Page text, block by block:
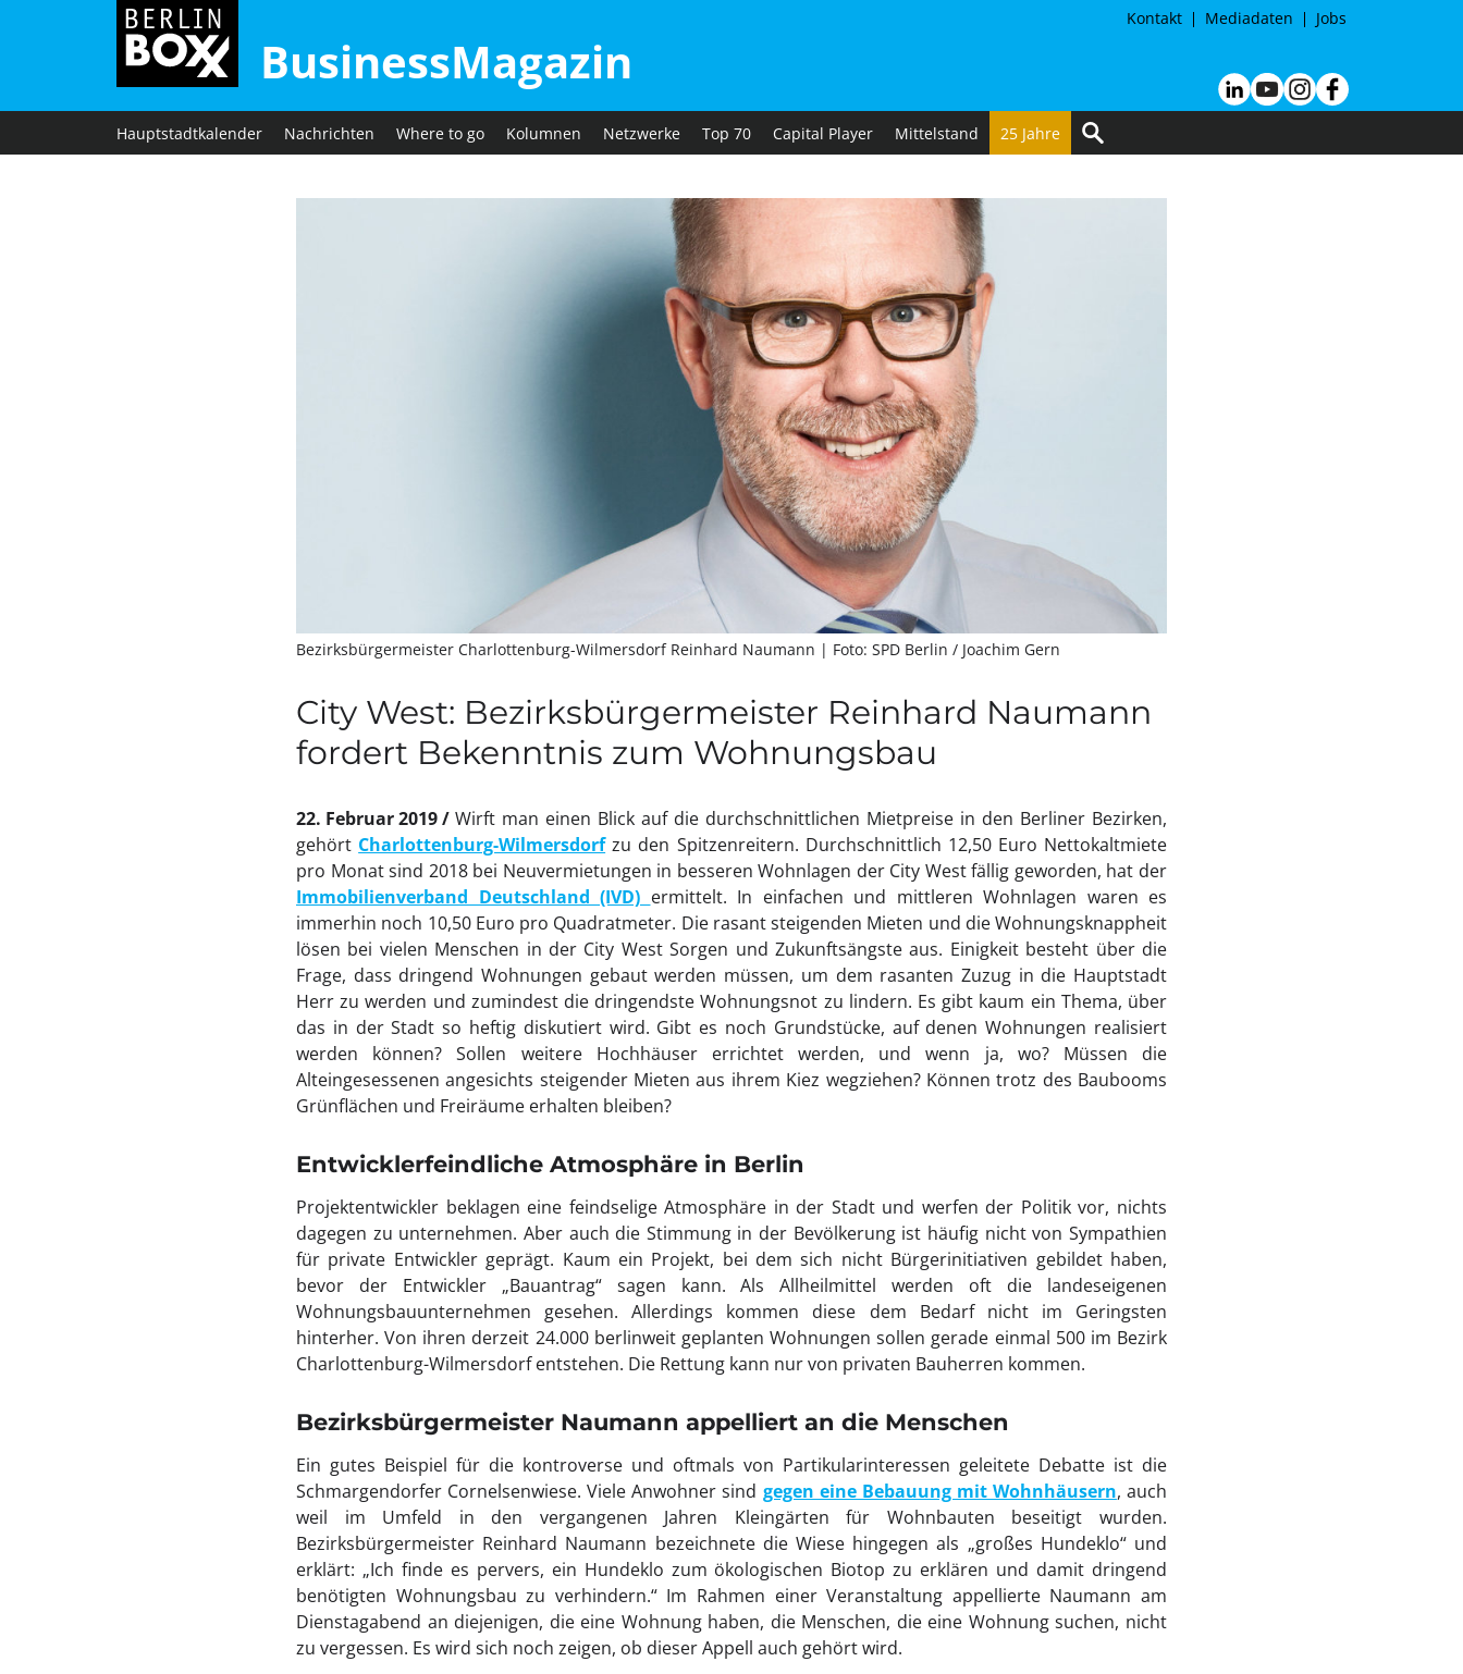
BusinessMagazin
Kontakt Mediadaten Jobs
Hauptstadtkalender Nachrichten Where to go Kolumnen Netzwerke Top 70 Capital Player Mittelstand 25 Jahre
Bezirksbürgermeister Charlottenburg-Wilmersdorf Reinhard Naumann | Foto: SPD Berlin / Joachim Gern
City West: Bezirksbürgermeister Reinhard Naumann
fordert Bekenntnis zum Wohnungsbau
22. Februar 2019
Wirft man einen Blick auf die durchschnittlichen Mietpreise in den Berliner Bezirken,
gehört Charlottenburg-Wilmersdorfzu den Spitzenreitern. Durchschnittlich 12,50 Euro Nettokaltmiete
pro Monat sind 2018 bei Neuvermietungen in besseren Wohnlagen der City West fällig geworden, hat der
Immobilienverband Deutschland (IVD) ermittelt. In einfachen und mittleren Wohnlagen waren es
immerhin noch 10,50 Euro pro Quadratmeter. Die rasant steigenden Mieten und die Wohnungsknappheit
lösen bei vielen Menschen in der City West Sorgen und Zukunftsängste aus. Einigkeit besteht über die
Frage, dass dringend Wohnungen gebaut werden müssen, um dem rasanten Zuzug in die Hauptstadt
Herr zu werden und zumindest die dringendste Wohnungsnot zu lindern. Es gibt kaum ein Thema, über
das in der Stadt so heftig diskutiert wird. Gibt es noch Grundstücke, auf denen Wohnungen realisiert
werden können? Sollen weitere Hochhäuser errichtet werden, und wenn ja, wo? Müssen die
Alteingesessenen angesichts steigender Mieten aus ihrem Kiez wegziehen? Können trotz des Baubooms
Grünflächen und Freiräume erhalten bleiben?
Entwicklerfeindliche Atmosphäre in Berlin
Projektentwickler beklagen eine feindselige Atmosphäre in der Stadt und werfen der Politik vor, nichts
dagegen zu unternehmen. Aber auch die Stimmung in der Bevölkerung ist häufig nicht von Sympathien
für private Entwickler geprägt. Kaum ein Projekt, bei dem sich nicht Bürgerinitiativen gebildet haben,
bevor der Entwickler „Bauantrag“ sagen kann. Als Allheilmittel werden oft die landeseigenen
Wohnungsbauunternehmen gesehen. Allerdings kommen diese dem Bedarf nicht im Geringsten
hinterher. Von ihren derzeit 24.000 berlinweit geplanten Wohnungen sollen gerade einmal 500 im Bezirk
Charlottenburg-Wilmersdorf entstehen. Die Rettung kann nur von privaten Bauherren kommen.
Bezirksbürgermeister Naumann appelliert an die Menschen
Ein gutes Beispiel für die kontroverse und oftmals von Partikularinteressen geleitete Debatte ist die
Schmargendorfer Cornelsenwiese. Viele Anwohner sind gegen eine Bebauung mit Wohnhäusern, auch
weil im Umfeld in den vergangenen Jahren Kleingärten für Wohnbauten beseitigt wurden.
Bezirksbürgermeister Reinhard Naumann bezeichnete die Wiese hingegen als „großes Hundeklo“ und
erklärt: „Ich finde es pervers, ein Hundeklo zum ökologischen Biotop zu erklären und damit dringend
benötigten Wohnungsbau zu verhindern.“ Im Rahmen einer Veranstaltung appellierte Naumann am
Dienstagabend an diejenigen, die eine Wohnung haben, die Menschen, die eine Wohnung suchen, nicht
zu vergessen. Es wird sich noch zeigen, ob dieser Appell auch gehört wird.